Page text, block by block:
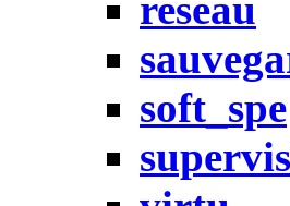
soft_spe